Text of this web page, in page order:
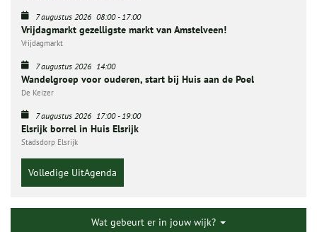
7 augustus 2026 08:00- 17:00
Vrijdagmarkt gezelligste markt van Amstelveen!
Vrijdagmarkt
7 augustus 2026 14:00
Wandelgroep voor ouderen, start bij Huis aan de Poel
De Keizer
7 augustus 2026 17:00- 19:00
Elsrijk borrel in Huis Elsrijk
Stadsdorp Elsrijk
Volledige UitAgenda
Wat gebeurt er in jouw wijk?